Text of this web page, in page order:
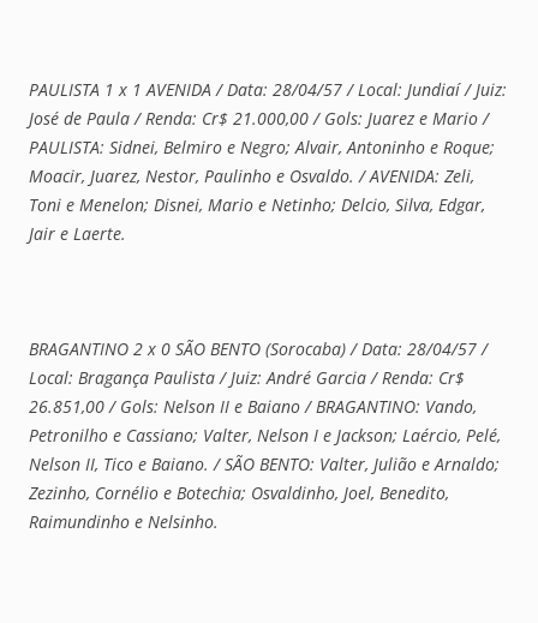
PAULISTA 1 x 1 AVENIDA / Data: 28/04/57 / Local: Jundiaí / Juiz:
José de Paula / Renda: Cr$ 21.000,00 / Gols: Juarez e Mario /
PAULISTA: Sidnei, Belmiro e Negro; Alvair, Antoninho e Roque;
Moacir, Juarez, Nestor, Paulinho e Osvaldo. / AVENIDA: Zeli,
Toni e Menelon; Disnei, Mario e Netinho; Delcio, Silva, Edgar,
Jair e Laerte.
BRAGANTINO 2 x 0 SÃO BENTO (Sorocaba) / Data: 28/04/57 /
Local: Bragança Paulista / Juiz: André Garcia / Renda: Cr$
26.851,00 / Gols: Nelson II e Baiano / BRAGANTINO: Vando,
Petronilho e Cassiano; Valter, Nelson I e Jackson; Laércio, Pelé,
Nelson II, Tico e Baiano. / SÃO BENTO: Valter, Julião e Arnaldo;
Zezinho, Cornélio e Botechia; Osvaldinho, Joel, Benedito,
Raimundinho e Nelsinho.